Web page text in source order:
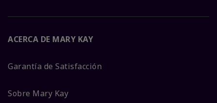
ACERCA DE MARY KAY
Garantía de Satisfacción
Sobre Mary Kay